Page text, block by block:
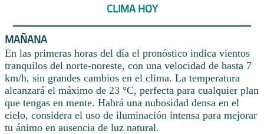
CLIMA HOY
MAÑANA
En las primeras horas del día el pronóstico indica vientos
tranquilos del norte-noreste, con una velocidad de hasta 7
km/h, sin grandes cambios en el clima. La temperatura
alcanzará el máximo de 23 °C, perfecta para cualquier plan
que tengas en mente. Habrá una nubosidad densa en el
cielo, considera el uso de iluminación intensa para mejorar
tu ánimo en ausencia de luz natural.